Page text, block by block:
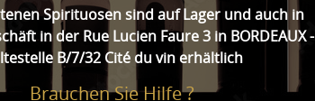
Spirituosen sind auf Lager und auch in
in der Rue Lucien Faure 3 in BORDEAUX -
B/7/32 Cité du vin erhältlich
Brauchen Sie Hilfe ?